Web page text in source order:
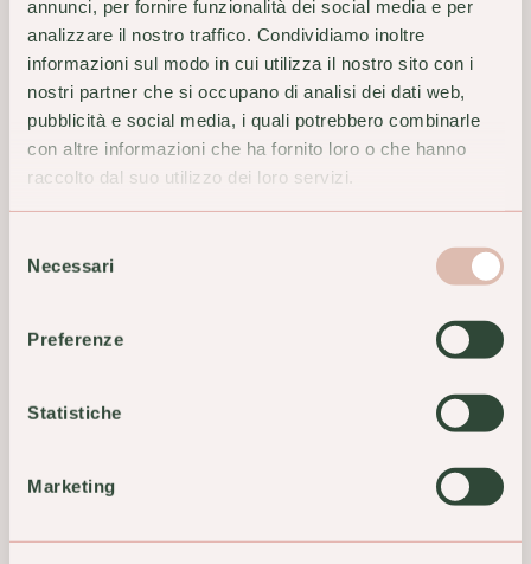
annunci, per fornire funzionalità dei social media e per
analizzare il nostro traffico. Condividiamo inoltre
informazioni sul modo in cui utilizza il nostro sito con i
nostri partner che si occupano di analisi dei dati web,
pubblicità e social media, i quali potrebbero combinarle
con altre informazioni che ha fornito loro o che hanno
raccolto dal suo utilizzo dei loro servizi.
delNecessari
Preferenze
Statistiche
Marketing
TI POTREBBERO
INTERESSARE ANCHE
Essenthya Olio Essenziale di
FRUITUSS SCIROPPO